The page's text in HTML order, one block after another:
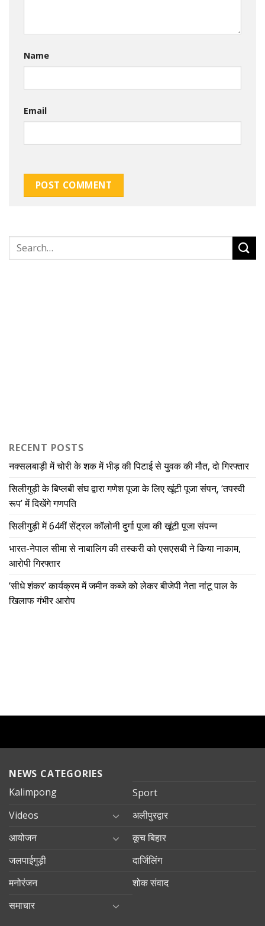
Name
Email
RECENT POSTS
नक्सलबाड़ी में चोरी के शक में भीड़ की पिटाई से युवक की मौत, दो गिरफ्तार
सिलीगुड़ी के बिप्लबी संघ द्वारा गणेश पूजा के लिए खूंटी पूजा संपन्, ‘तपस्वी
रूप’ में दिखेंगे गणपति
सिलीगुड़ी में 64वीं सेंट्रल कॉलोनी दुर्गा पूजा की खूंटी पूजा संपन्न
भारत-नेपाल सीमा से नाबालिग की तस्करी को एसएसबी ने किया नाकाम,
आरोपी गिरफ्तार
‘सीधे शंकर’ कार्यक्रम में जमीन कब्जे को लेकर बीजेपी नेता नांटू पाल के
खिलाफ गंभीर आरोप
NEWS CATEGORIES
Kalimpong
Sport
Videos
अलीपुरद्वार
आयोजन
कूच बिहार
जलपाईगुड़ी
दार्जिलिंग
मनोरंजन
शोक संवाद
समाचार